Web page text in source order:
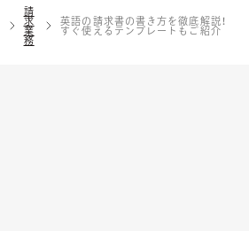
請
求
業
務
英語の請求書の書き方を徹底解説！
すぐ使えるテンプレートもご紹介